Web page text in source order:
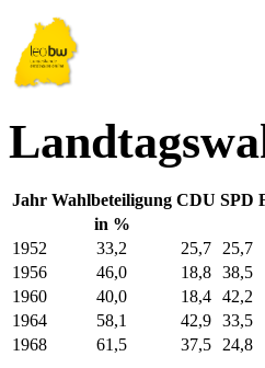
Jahr Wahlbeteiligung CDU SPD
in %
1952
33,2 25,7 25,7
1956
46,0 18,8 38,5
1960
40,0 18,4 42,2
1964
58,1 42,9 33,5
1968
61,5 37,5 24,8